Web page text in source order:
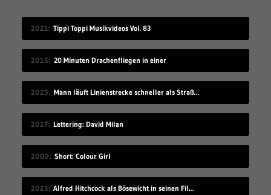
2021 Tippi Toppi Musikvideos Vol. 83
2015 20 Minuten Drachenfliegen in einer
2025 Mann läuft Linienstrecke schneller als Straßenbahn
2017 Lettering: David Milan
2009 Short: Colour Girl
2023 Alfred Hitchcock als Bösewicht in seinen Filmen